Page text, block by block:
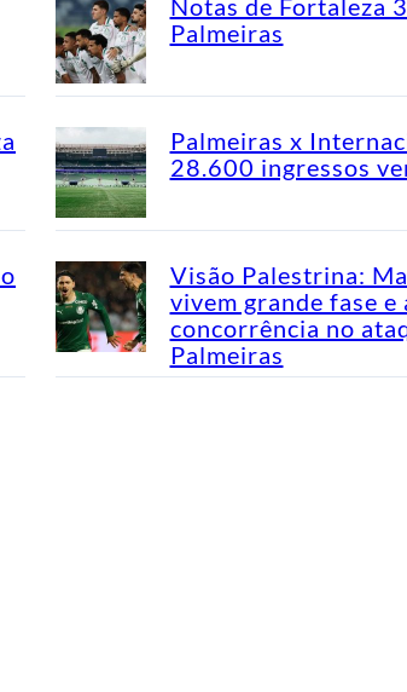
Notas de Fortaleza
Palmeiras
Palmeiras x
28.600 ingressos
Visão Palestrina:
vivem grande fase e
concorrência no
Palmeiras